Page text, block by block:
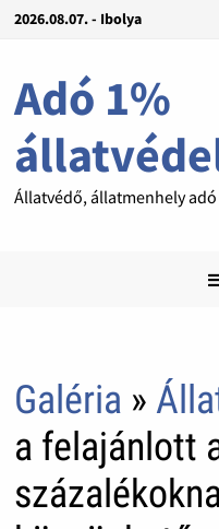
2026.08.07. - Ibolya
Adó 1%
Állatvédő, állatmenhely adó
Galéria »
a felajánlott